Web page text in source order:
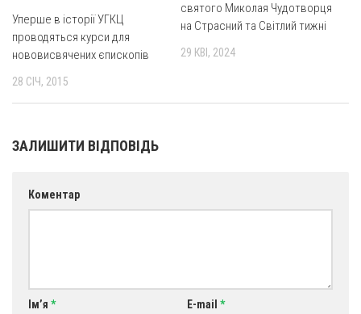
Комісія у справах молоді
Комісія у справах родини
Комісія з питань душпастирства охорони здоров’я
Квіти Слобожанщини
Полтавщина
Уперше в історії УГКЦ
проводяться курси для
нововисвячених єпископів
28 СІЧ, 2015
святого Миколая Чудотворця
на Страсний та Світлий тижні
29 КВІ, 2024
ЗАЛИШИТИ ВІДПОВІДЬ
Коментар
Ім’я * E-mail *